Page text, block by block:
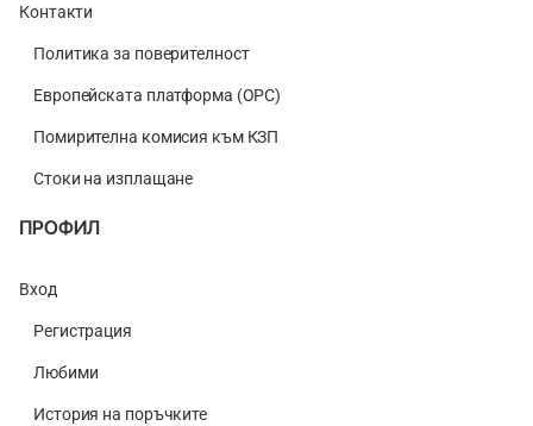
Контакти
Политика за поверителност
Европейската платформа (ОРС)
Помирителна комисия към КЗП
Стоки на изплащане
ПРОФИЛ
Вход
Регистрация
Любими
История на поръчките